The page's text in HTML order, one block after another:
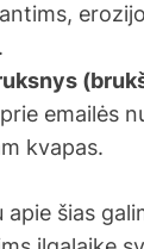
emailės
kvapas.
apie šias